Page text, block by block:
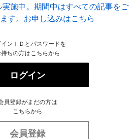
施中。期間中はすべての記事をご
す。お申し込みはこちら
インＩＤとパスワードを
持ちの方はこちらから
ログイン
員登録がまだの方は
こちらから
会員登録